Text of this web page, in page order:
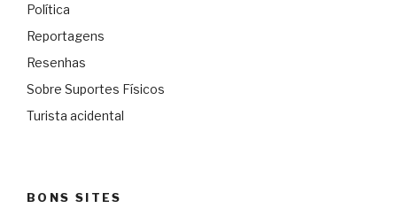
Política
Reportagens
Resenhas
Sobre Suportes Físicos
Turista acidental
BONS SITES